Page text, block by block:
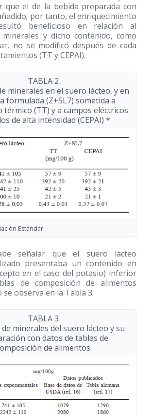
que el de la bebida preparada con
por tanto, el enriquecimiento
beneficioso en relación al
y dicho contenido, como
no se modificó después de cada
(TT y CEPAI).
TABLA 2
minerales en el suero lácteo, y en
formulada (Z+SL7) sometida a
(TT) y a campos eléctricos
de alta intensidad (CEPAI) *
Estándar
señalar que el suero lácteo
presentaba un contenido en
en el caso del potasio) inferior
de composición de alimentos
se observa en la Tabla 3.
TABLA 3
minerales del suero lácteo y su
con datos de tablas de
de alimentos